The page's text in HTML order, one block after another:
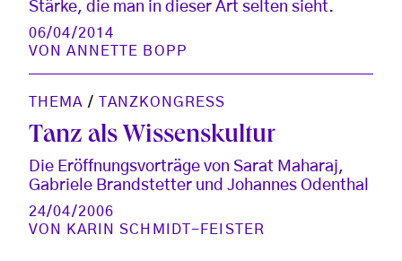
Stärke, die man in dieser Art selten sieht.
06/04/2014
VONANNETTE BOPP
THEMA / TANZKONGRESS
Tanz als Wissenskultur
Die Eröffnungsvorträge von Sarat Maharaj,
Gabriele Brandstetter und Johannes Odenthal
24/04/2006
VON
KARIN SCHMIDT-FEISTER